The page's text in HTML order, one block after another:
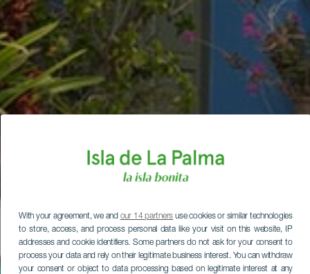
With your agreement, we and our 14 partners use cookies or similar technologies
to store, access, and process personal data like your visit on this website, IP
addresses and cookie identifiers. Some partners do not ask for your consent to
process your data and rely on their legitimate business interest. You can withdraw
your consent or object to data processing based on legitimate interest at any